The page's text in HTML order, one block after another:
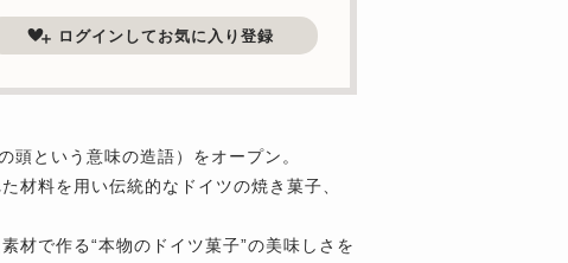
ログインしてお気に入り登録
という意味の造語）をオープン。
材料を用い伝統的なドイツの焼き菓子、
材で作る“本物のドイツ菓子”の美味しさを